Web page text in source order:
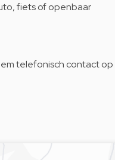
fiets of openbaar
telefonisch contact op